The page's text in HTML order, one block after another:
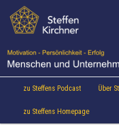
Inhalt
wechseln
sekundären
Inhalt
Steffen Kirchner
Aktuelles von Speaker &
Hauptmenü
zu Steffens Podcast Über
zu Steffens Homepage